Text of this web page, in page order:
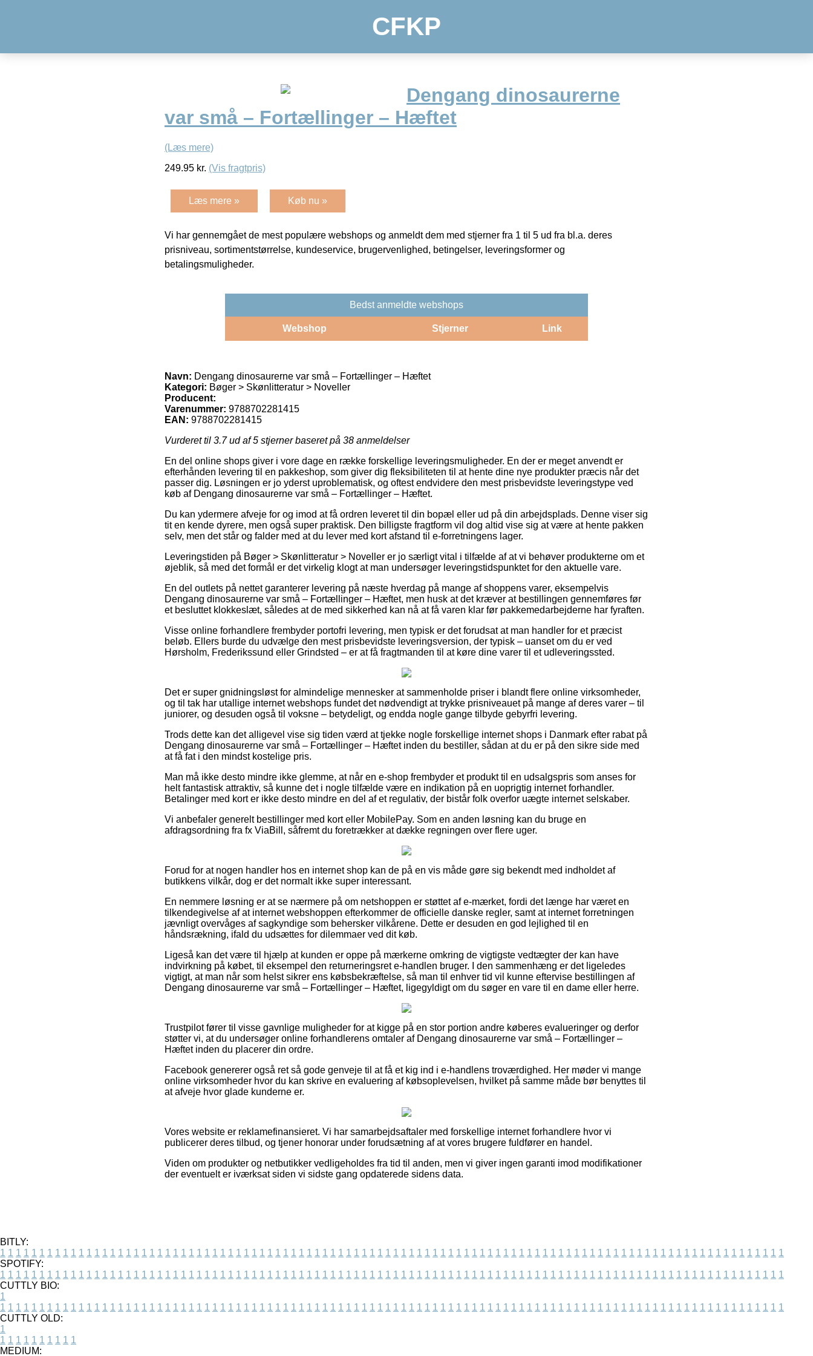
CFKP
Dengang dinosaurerne
var små – Fortællinger – Hæftet
(Læs mere)
249.95 kr. (Vis fragtpris)
Læs mere » Køb nu »
Vi har gennemgået de mest populære webshops og anmeldt dem med stjerner fra 1 til 5 ud fra bl.a. deres
prisniveau, sortimentstørrelse, kundeservice, brugervenlighed, betingelser, leveringsformer og
betalingsmuligheder.
Bedst anmeldte webshops
Webshop Stjerner Link
Navn: Dengang dinosaurerne var små – Fortællinger – Hæftet
Kategori: Bøger > Skønlitteratur > Noveller
Producent:
Varenummer: 9788702281415
EAN: 9788702281415
Vurderet til 3.7ud af 5 stjerner baseret på 38 anmeldelser
En del online shops giver i vore dage en række forskellige leveringsmuligheder. En der er meget anvendt er
efterhånden levering til en pakkeshop, som giver dig fleksibiliteten til at hente dine nye produkter præcis når det
passer dig. Løsningen er jo yderst uproblematisk, og oftest endvidere den mest prisbevidste leveringstype ved
køb af Dengang dinosaurerne var små – Fortællinger – Hæftet.
Du kan ydermere afveje for og imod at få ordren leveret til din bopæl eller ud på din arbejdsplads. Denne viser sig
tit en kende dyrere, men også super praktisk. Den billigste fragtform vil dog altid vise sig at være at hente pakken
selv, men det står og falder med at du lever med kort afstand til e-forretningens lager.
Leveringstiden på Bøger > Skønlitteratur > Noveller er jo særligt vital i tilfælde af at vi behøver produkterne om et
øjeblik, så med det formål er det virkelig klogt at man undersøger leveringstidspunktet for den aktuelle vare.
En del outlets på nettet garanterer levering på næste hverdag på mange af shoppens varer, eksempelvis
Dengang dinosaurerne var små – Fortællinger – Hæftet, men husk at det kræver at bestillingen gennemføres før
et besluttet klokkeslæt, således at de med sikkerhed kan nå at få varen klar før pakkemedarbejderne har fyraften.
Visse online forhandlere frembyder portofri levering, men typisk er det forudsat at man handler for et præcist
beløb. Ellers burde du udvælge den mest prisbevidste leveringsversion, der typisk – uanset om du er ved
Hørsholm, Frederikssund eller Grindsted – er at få fragtmanden til at køre dine varer til et udleveringssted.
Det er super gnidningsløst for almindelige mennesker at sammenholde priser i blandt flere online virksomheder,
og til tak har utallige internet webshops fundet det nødvendigt at trykke prisniveauet på mange af deres varer – til
juniorer, og desuden også til voksne – betydeligt, og endda nogle gange tilbyde gebyrfri levering.
Trods dette kan det alligevel vise sig tiden værd at tjekke nogle forskellige internet shops i Danmark efter rabat på
Dengang dinosaurerne var små – Fortællinger – Hæftet inden du bestiller, sådan at du er på den sikre side med
at få fat i den mindst kostelige pris.
Man må ikke desto mindre ikke glemme, at når en e-shop frembyder et produkt til en udsalgspris som anses for
helt fantastisk attraktiv, så kunne det i nogle tilfælde være en indikation på en uoprigtig internet forhandler.
Betalinger med kort er ikke desto mindre en del af et regulativ, der bistår folk overfor uægte internet selskaber.
Vi anbefaler generelt bestillinger med kort eller MobilePay. Som en anden løsning kan du bruge en
afdragsordning fra fx ViaBill, såfremt du foretrækker at dække regningen over flere uger.
Forud for at nogen handler hos en internet shop kan de på en vis måde gøre sig bekendt med indholdet af
butikkens vilkår, dog er det normalt ikke super interessant.
En nemmere løsning er at se nærmere på om netshoppen er støttet af e-mærket, fordi det længe har været en
tilkendegivelse af at internet webshoppen efterkommer de officielle danske regler, samt at internet forretningen
jævnligt overvåges af sagkyndige som behersker vilkårene. Dette er desuden en god lejlighed til en
håndsrækning, ifald du udsættes for dilemmaer ved dit køb.
Ligeså kan det være til hjælp at kunden er oppe på mærkerne omkring de vigtigste vedtægter der kan have
indvirkning på købet, til eksempel den returneringsret e-handlen bruger. I den sammenhæng er det ligeledes
vigtigt, at man når som helst sikrer ens købsbekræftelse, så man til enhver tid vil kunne eftervise bestillingen af
Dengang dinosaurerne var små – Fortællinger – Hæftet, ligegyldigt om du søger en vare til en dame eller herre.
Trustpilot fører til visse gavnlige muligheder for at kigge på en stor portion andre køberes evalueringer og derfor
støtter vi, at du undersøger online forhandlerens omtaler af Dengang dinosaurerne var små – Fortællinger –
Hæftet inden du placerer din ordre.
Facebook genererer også ret så gode genveje til at få et kig ind i e-handlens troværdighed. Her møder vi mange
online virksomheder hvor du kan skrive en evaluering af købsoplevelsen, hvilket på samme måde bør benyttes til
at afveje hvor glade kunderne er.
Vores website er reklamefinansieret. Vi har samarbejdsaftaler med forskellige internet forhandlere hvor vi
publicerer deres tilbud, og tjener honorar under forudsætning af at vores brugere fuldfører en handel.
Viden om produkter og netbutikker vedligeholdes fra tid til anden, men vi giver ingen garanti imod modifikationer
der eventuelt er iværksat siden vi sidste gang opdaterede sidens data.
BITLY:
1 1 1 1 1 1 1 1 1 1 1 1 1 1 1 1 1 1 1 1 1 1 1 1 1 1 1 1 1 1 1 1 1 1 1 1 1 1 1 1 1 1 1 1 1 1 1 1 1 1 1 1 1 1 1 1 1 1 1 1 1 1 1 1 1 1 1 1 1 1 1 1 1 1 1 1 1 1 1 1 1 1 1 1 1 1 1 1 1 1 1 1 1 1 1 1 1 1 1 1
SPOTIFY:
1 1 1 1 1 1 1 1 1 1 1 1 1 1 1 1 1 1 1 1 1 1 1 1 1 1 1 1 1 1 1 1 1 1 1 1 1 1 1 1 1 1 1 1 1 1 1 1 1 1 1 1 1 1 1 1 1 1 1 1 1 1 1 1 1 1 1 1 1 1 1 1 1 1 1 1 1 1 1 1 1 1 1 1 1 1 1 1 1 1 1 1 1 1 1 1 1 1 1 1
CUTTLY BIO:
1
1 1 1 1 1 1 1 1 1 1 1 1 1 1 1 1 1 1 1 1 1 1 1 1 1 1 1 1 1 1 1 1 1 1 1 1 1 1 1 1 1 1 1 1 1 1 1 1 1 1 1 1 1 1 1 1 1 1 1 1 1 1 1 1 1 1 1 1 1 1 1 1 1 1 1 1 1 1 1 1 1 1 1 1 1 1 1 1 1 1 1 1 1 1 1 1 1 1 1 1
CUTTLY OLD:
1
1 1 1 1 1 1 1 1 1 1
MEDIUM: